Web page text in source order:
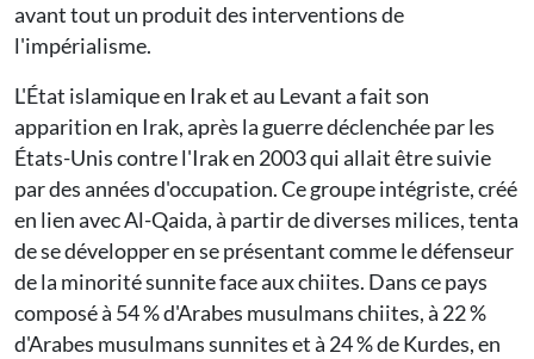
avant tout un produit des interventions de
l'impérialisme.
L'État islamique en Irak et au Levant a fait son
apparition en Irak, après la guerre déclenchée par les
États-Unis contre l'Irak en 2003 qui allait être suivie
par des années d'occupation. Ce groupe intégriste, créé
en lien avec Al-Qaida, à partir de diverses milices, tenta
de se développer en se présentant comme le défenseur
de la minorité sunnite face aux chiites. Dans ce pays
composé à 54 % d'Arabes musulmans chiites, à 22 %
d'Arabes musulmans sunnites et à 24 % de Kurdes, en